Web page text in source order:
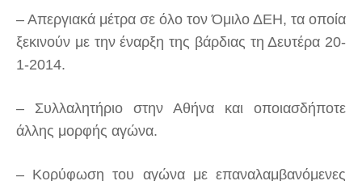
– Απεργιακά μέτρα σε όλο τον Όμιλο ΔΕΗ, τα οποία
ξεκινούν με την έναρξη της βάρδιας τη Δευτέρα 20-
1-2014.
– Συλλαλητήριο στην Αθήνα και οποιασδήποτε
άλλης μορφής αγώνα.
– Κορύφωση του αγώνα με επαναλαμβανόμενες